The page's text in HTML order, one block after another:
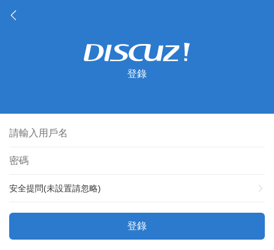
登錄
安全提問(未設置請忽略)
登錄